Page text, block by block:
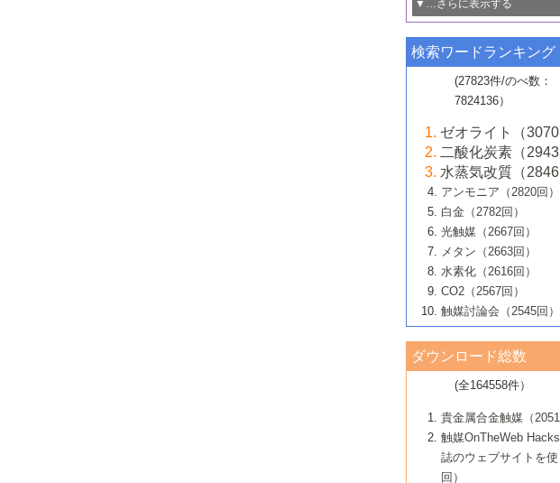
6号 ヘテロ接合界面
B号 第135回触媒討論会（
B号 第133回触媒討論会（
6号 窒素とリンの循環のため
能性材料
若き触媒の研究者たち～（1）
若き触媒の研究者たち～（2）
6号 石油のノーブル・ユース
触媒技術
大学：オンライン・対面開催
5号 情報学的手法を用いた触
6号 カーボンニュートラルに
技術
B号 第127回触媒討論会（
ライン開催(Zoom)のみ）
3号 水処理のための触媒化学
4号 光触媒を用いた水分解の
動向
5号 次世代の触媒プロセスを
6号 メタン転換技術の最新動
B号 第125回触媒討論会（
院大学）
関わる触媒開発動向
3号 精密高分子合成に関する
動向
4号 バイオマス化成品製造の
5号 固体触媒による含窒素有
換の最前線
6号 貴金属使用量低減に向け
ガス浄化触媒の開発
B号 第123回触媒討論会（
3号 ナノ粒子・クラスター触
4号 60周年記念企画
5号 進化するゼオライト合成
6号 非貴金属系触媒における
B号 第121回触媒討論会（
大学）
1号 いたるところに，触媒
最先端技術
3号 無機分離膜材料の開発と
ロセスへの適用
5号 水素のふるまいを解き明
研究
6号 低級アルカンの有効利用
媒技術
B号 第119回触媒討論会（
大学東京）
▼…さらに表示する
1号 ユニークな構造の高分子を
2号 リグニンからの化成品製造
媒技術
3号 触媒研究の最先端～とびた
者たち～（1）
4号 触媒研究の最先端～とびた
者たち～（2）
5号 触媒研究の最先端～とびた
者たち～（3）
6号 イオニクス材料と燃料電池
の最新の研究動向
B号 第117回触媒討論会（2016
立大学）
▼57巻（2015年）
1号 水素キャリアにかかわる触
2号 石油精製用触媒の最近の進
3号 固体酸化物形燃料電池（
るアノード触媒上での燃料直接
4号 コアシェル構造の制御によ
5号 工業触媒およびその周辺技
進歩
6号 ナノシート
B号 第115回触媒討論会（2015
▼56巻（2014年）
2号 光触媒反応機構に関する最
向
開発動向
4号 人工光合成に向けた近年の
5号 未利用熱エネルギーの有効
する触媒技術
6号 ポリオキソメタレート
B号 第113回触媒討論会（2014
ールホテル豊橋）
1号 高耐久性燃料電池システム
ける新展開
2号 リビングラジカル重合の最
3号 天然ガスの化学工業的展開
媒技術
4号 貴金属触媒の精密構造制御
5号 バイオマス化成品製造のた
6号 ナノ空間─吸着状態解析か
B号 第111回触媒討論会（2013
▼54巻（2012年）
1号 規則性多孔体の利用技術に
の進歩
2号 第109回触媒討論会
3号 貴金属低減技術の最新動向
4号 貴金属代替技術の最新動向
5号 光触媒による物質変換反応
6号 グラフェン
7号 水素を利用する化成品合成
▼53巻（2011年）
1号 金属学から見る合金触媒の
2号 第107回触媒討論会
3号 触媒のその場観察法の進歩
4号 触媒のその場観察法の進歩
5号 不活性結合の触媒的活性化
合成
6号 新しい固体酸触媒技術
7号 ゼオライト合成における最
▼52巻（2010年）
1号 触媒の劣化対策と長寿命触
2号 第105回触媒討論会
3号 ナノ構造が拓く新機能
4号 活性サイトおよびその環境
計による触媒の高機能化
5号 触媒を有効に使うための技
7号 有機分子触媒による精密有
8号 高機能化ポリオレフィンに
触媒の最近の進展
1号 炭素材料－熱い注目を集め
2号 第103回触媒討論会
3号 環境浄化用光触媒の現状と
4号 水素社会の実現に向けた水
蔵技術の進歩
5号 CO2が関わる触媒・材料
7号 持続可能社会実現のための
触媒関連技術
▼50巻（2008年）
1号 触媒化学と学会のこの10年
そして未来
2号 第101回触媒討論会
4号 錯体を利用したユニークな
構築と機能
5号 若手会員による触媒研究の
企業編
6号 第102回触媒討論会
▼49巻（2007年）
1号 含フッ素化合物の合成と触媒
2号 第99回触媒討論会
3号 実用的ファインケミカル合
を実現する触媒
5号 こんな物質，あんな物質―
の可能性―
▼48巻（2006年）
1号 固体酸触媒の最近の進歩
2号 第97回触媒討論会
3号 リビング重合触媒の最近の
5号 水素製造・貯蔵のための触
しい展開
6号 第98回触媒討論会
1号 最近の触媒担体とその効果
2号 第95回触媒討論会
4号 水分解用光触媒材料
5号 時間分解分光の進歩と応用
▼46巻（2004年）
1号 部分酸化反応触媒の最前線
2号 第93回触媒討論会
3号 特殊エネルギー場の触媒反応
4号 生体内における金属の触媒
▼45巻（2003年）
1号 なぜこの触媒が良いのか？
2号 第91回触媒討論会
3号 最近の自動車排ガス処理技術
▼44巻（2002年）
1号 高次制御された触媒の化学
2号 第89回触媒討論会
▼43巻（2001年）
1号 グリーンケミストリーと触媒
▼42巻（2000年）
検索ワードランキング
(27823件/のべ数：
7824136）
ゼオライト（3070
二酸化炭素（2943
水蒸気改質（2846
アンモニア（2820回）
白金（2782回）
光触媒（2667回）
メタン（2663回）
水素化（2616回）
CO2（2567回）
触媒討論会（2545回）
ダウンロード総数
(全164558件）
貴金属合金触媒（2051
触媒OnTheWeb
誌のウェブサイトを
回）